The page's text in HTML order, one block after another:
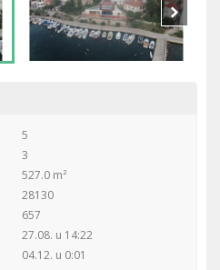
5
3
527.0 m²
28130
657
27.08. u 14:22
04.12. u 0:01